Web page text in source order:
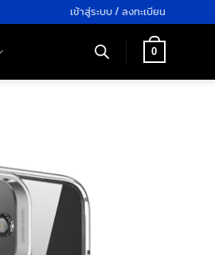
เข้าสู่ระบบ / ลงทะเบียน
0